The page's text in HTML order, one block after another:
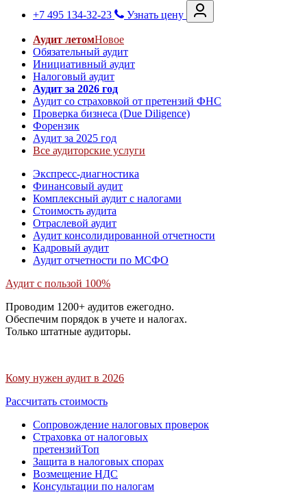
+7 495 134-32-23
Узнать цену
Аудит летомНовое
Обязательный аудит
Инициативный аудит
Налоговый аудит
Аудит за 2026 год
Аудит со страховкой от претензий ФНС
Проверка бизнеса (Due Diligence)
Форензик
Аудит за 2025 год
Все аудиторские услуги
Экспресс-диагностика
Финансовый аудит
Комплексный аудит с налогами
Стоимость аудита
Отраслевой аудит
Аудит консолидированной отчетности
Кадровый аудит
Аудит отчетности по МСФО
Аудит с пользой 100%
Проводим 1200+ аудитов ежегодно.
Обеспечим порядок в учете и налогах.
Только штатные аудиторы.
Кому нужен аудит в 2026
Рассчитать стоимость
Сопровождение налоговых проверок
Страховка от налоговых
претензийТоп
Защита в налоговых спорах
Возмещение НДС
Консультации по налогам